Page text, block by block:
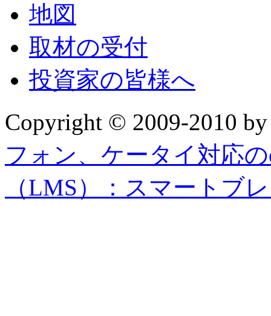
地図
取材の受付
投資家の皆様へ
Copyright © 2009-2010
フォン、ケータイ対応
（LMS）：スマートブ